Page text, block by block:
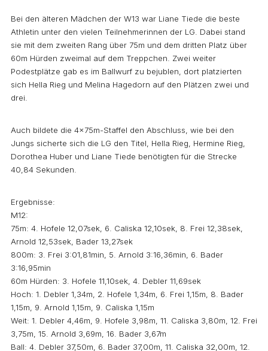
Bei den älteren Mädchen der W13 war Liane Tiede die beste
Athletin unter den vielen Teilnehmerinnen der LG. Dabei stand
sie mit dem zweiten Rang über 75m und dem dritten Platz über
60m Hürden zweimal auf dem Treppchen. Zwei weiter
Podestplätze gab es im Ballwurf zu bejublen, dort platzierten
sich Hella Rieg und Melina Hagedorn auf den Plätzen zwei und
drei.
Auch bildete die 4x75m-Staffel den Abschluss, wie bei den
Jungs sicherte sich die LG den Titel, Hella Rieg, Hermine Rieg,
Dorothea Huber und Liane Tiede benötigten für die Strecke
40,84 Sekunden.
Ergebnisse:
M12:
75m: 4. Hofele 12,07sek, 6. Caliska 12,10sek, 8. Frei 12,38sek,
Arnold 12,53sek, Bader 13,27sek
800m: 3. Frei 3:01,81min, 5. Arnold 3:16,36min, 6. Bader
3:16,95min
60m Hürden: 3. Hofele 11,10sek, 4. Debler 11,69sek
Hoch: 1. Debler 1,34m, 2. Hofele 1,34m, 6. Frei 1,15m, 8. Bader
1,15m, 9. Arnold 1,15m, 9. Caliska 1,15m
Weit: 1. Debler 4,46m, 9. Hofele 3,98m, 11. Caliska 3,80m, 12. Frei
3,75m, 15. Arnold 3,69m, 16. Bader 3,67m
Ball: 4. Debler 37,50m, 6. Bader 37,00m, 11. Caliska 32,00m, 12.